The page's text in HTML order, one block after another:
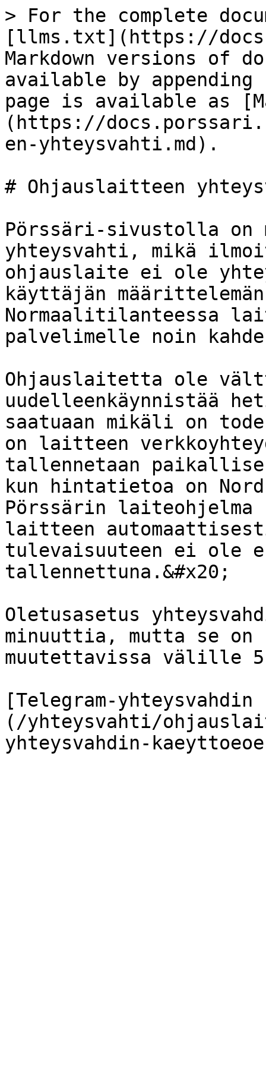
> For the complete
[llms.txt](https://
Markdown versions of
available by
page is available as
(https://
en-yhteysvahti.md).
# Ohjauslaitteen
Pörssäri-sivustolla on
yhteysvahti, mikä
ohjauslaite ei ole
käyttäjän
Normaalitilanteessa
palvelimelle noin
Ohjauslaitetta ole
uudelleenkäynnistää
saatuaan mikäli on
on laitteen
tallennetaan
kun hintatietoa on
Pörssärin laiteohjelma
laitteen
tulevaisuuteen ei ole
tallennettuna.&#x20;
Oletusasetus
minuuttia, mutta se on
muutettavissa välille
[Telegram-
(/yhteysvahti/